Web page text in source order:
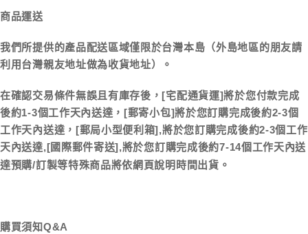
商品運送
我們所提供的產品配送區域僅限於台灣本島（外島地區的朋友請
利用台灣親友地址做為收貨地址）。
在確認交易條件無誤且有庫存後，[宅配通貨運]將於您付款完成
後約1-3個工作天內送達，[郵寄小包]將於您訂購完成後約2-3個
工作天內送達，[郵局小型便利箱],將於您訂購完成後約2-3個工作
天內送達,[國際郵件寄送],將於您訂購完成後約7-14個工作天內送
達預購/訂製等特殊商品將依網頁說明時間出貨。
購買須知Q&A